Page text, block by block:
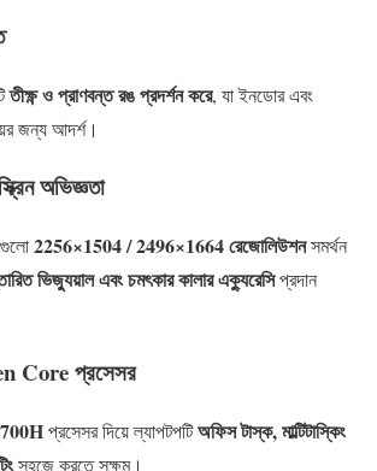
তীক্ষ্ণ ও প্রাণবন্ত রঙ প্রদর্শন করে, যা ইনডোর এবং
জন্য আদর্শ।
অভিজ্ঞতা
2256×1504 / 2496×1664 রেজোলিউশনসমর্থন
ভিজ্যুয়াল এবং চমৎকার কালার এক্যুরেসিপ্রদান
Core প্রসেসর
প্রসেসর দিয়ে ল্যাপটপটিঅফিস টাস্ক, মাল্টিটাস্কিং
সহজে করতে সক্ষম।